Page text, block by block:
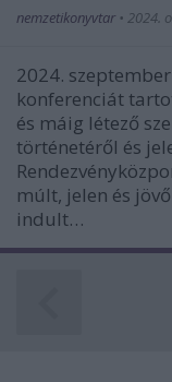
nemzetikonyvtar • 2024.
2024.
konferenciát
és máig létező
történetéről és
múlt, jelen és
indult…